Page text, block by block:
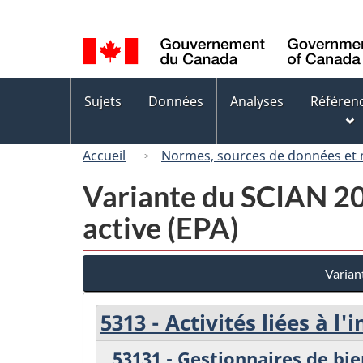
de
la
langue
des
Sujets Données Analyses
Accueil Normes, sources de données et
Variante du SCIAN
active (EPA)
5313 - Activités liées à
53131 - Gestionnaires de